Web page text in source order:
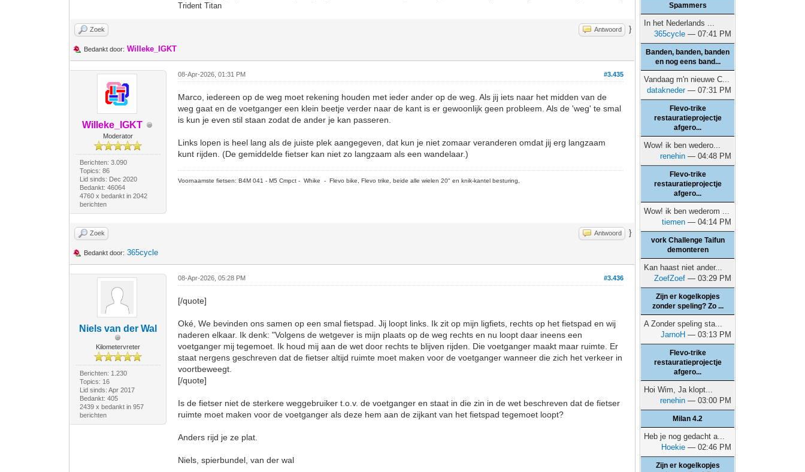
Trident Titan
Zoek Antwoord }
Bedankt door: Willeke_IGKT
Willeke_IGKT
Moderator
Berichten: 3.090
Topics: 86
Lid sinds: Dec 2020
Bedankt: 46064
4760 x bedankt in 2042
berichten
#3.435
08-Apr-2026, 01:31 PM
Marco, iedereen op de weg moet rekening houden met ieder ander op de weg. Als jij iets naar het midden van de
weg gaat en de voetganger een klein beetje verder naar de kant is er gewoonlijk geen probleem. Als de 'weg' te smal
is kun je even stil staan zodat de ander je kan passeren.
Links lopen is heel lang als de juiste plek aangegeven, dat kun je niet zomaar veranderen omdat jij erg langzaam
kunt rijden. (De gemiddelde fietser kan niet zo langzaam als een wandelaar.)
Voornaamste fietsen: B4M 041 - M5 Cmpct - Whike - Flevo bike, Flevo trike, beide alle wielen 20" en knik-kantel besturing,
Zoek Antwoord }
Bedankt door: 365cycle
Niels van der Wal
Kilometervreter
Berichten: 1.230
Topics: 16
Lid sinds: Apr 2017
Bedankt: 405
2439 x bedankt in 957
berichten
#3.436
08-Apr-2026, 05:28 PM
[/quote]
Oké, We bevinden ons samen op een smal fietspad. Jij loopt links. Ik zit op mijn ligfiets, rechts op het fietspad en wij
naderen elkaar. Ik denk: "Volgens de wetgever is mijn plaats op de weg rechts en nu loopt daar ineens een
voetganger mij tegemoet. Ik houd mij aan de wet door rechts te blijven rijden. Die voetganger maakt maar ruimte. Er
staat nergens geschreven dat de fietser altijd ruimte moet maken voor de voetganger wanneer die zich het verkeer in
voortbeweegt.
[/quote]
Is de fietser niet de sterkere weggebruiker t.o.v. de voetganger en staat in die zin in de wet beschreven dat de fietser
ruimte moet maken voor de voetganger als deze hem aan de zijkant van het fietspad tegemoet loopt?
Anders rijd je ze plat.
Niels, spierbundel, van der wal
Spammers
In het Nederlands ...
365cycle — 07:41 PM
Banden, banden, banden
en nog eens band...
Vandaag m'n nieuwe C...
datakneder— 07:31 PM
Flevo-trike
restauratieprojectje
afgero...
Wow! ik ben wedero...
renehin — 04:48 PM
Flevo-trike
restauratieprojectje
afgero...
Wow! ik ben wederom ...
tiemen — 04:14 PM
vork Challenge Taifun
demonteren
Kan haast niet ander...
ZoefZoef — 03:29 PM
Zijn er kogelkopjes
zonder speling? Zo ...
A Zonder speling sta...
JarnoH — 03:13 PM
Flevo-trike
restauratieprojectje
afgero...
Hoi Wim, Ja klopt...
renehin — 03:00 PM
Milan 4.2
Heb je nog gedacht a...
Hoekie — 02:46 PM
Zijn er kogelkopjes